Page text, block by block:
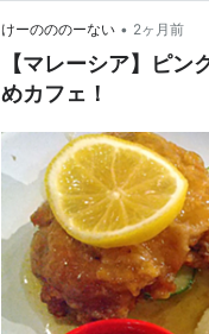
けーのののーない • 2ヶ月前
【マレーシア】ピ
めカフェ！